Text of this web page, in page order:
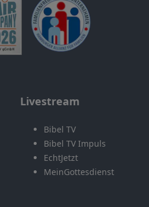
Livestream
Bibel TV
Bibel TV Impuls
EchtJetzt
MeinGottesdienst